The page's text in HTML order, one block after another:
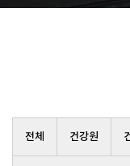
전체 건강원